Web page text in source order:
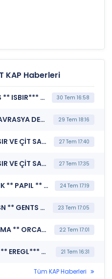
KAP Haberleri
***SKBNK ** AYES ** YBTAS ** ISBIR*** MERKEZİ KAYIT KURULUŞU A.Ş. (Borsada İşlem Gören Tipe Dönüşüm Duyurusu) 30 Tem 16:58
***AYES ** JCRAV*** JCR AVRASYA DERECELENDİRME A.Ş. (Kredi Derecelendirmesi) 29 Tem 18:16
***AYES*** AYES ÇELİK HASIR VE ÇİT SANAYİ A.Ş. (Şirket Genel Bilgi Formu) 27 Tem 17:40
***AYES*** AYES ÇELİK HASIR VE ÇİT SANAYİ A.Ş. (Özel Durum Açıklaması (Genel)) 27 Tem 17:35
***BALAT ** KGYO ** SKBNK ** PAPIL ** AYES ** YBTAS ** SURGY ** BERA ** FZLGY*** MERKEZİ KAYIT KURULUŞU A.Ş. (Borsada İşlem Gören Tipe Dönüşüm Duyurusu) 24 Tem 17:19
***DAGI ** SKBNK ** SODSN ** GENTS ** BARMA ** AYES ** EKGYO ** VSNMD ** TTKOM*** MERKEZİ KAYIT KURULUŞU A.Ş. (Borsada İşlem Gören Tipe Dönüşüm Duyurusu) 23 Tem 17:05
***SKBNK ** BAGFS ** BARMA ** ORCAY ** AYES ** ENDAE*** MERKEZİ KAYIT KURULUŞU A.Ş. (Borsada İşlem Gören Tipe Dönüşüm Duyurusu) 22 Tem 17:01
***AYES ** KLSER ** ENDAE ** EREGL*** MERKEZİ KAYIT KURULUŞU A.Ş. (Borsada İşlem Gören Tipe Dönüşüm Duyurusu) 21 Tem 16:31
Tüm KAP Haberleri